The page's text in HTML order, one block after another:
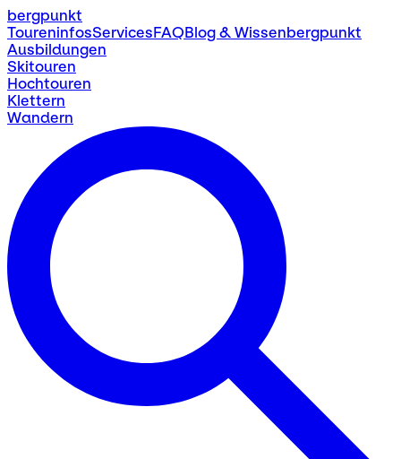
bergpunkt
ToureninfosServicesFAQBlog & Wissenbergpunkt
Ausbildungen
Skitouren
Hochtouren
Klettern
Wandern